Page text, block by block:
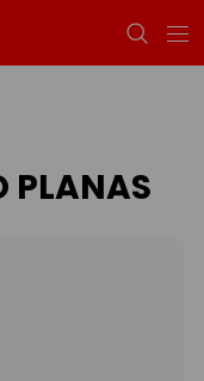
PLANAS